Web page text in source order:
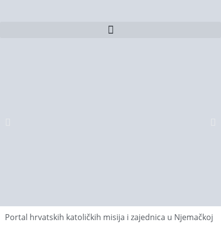
Portal hrvatskih katoličkih misija i zajednica u Njemačkoj